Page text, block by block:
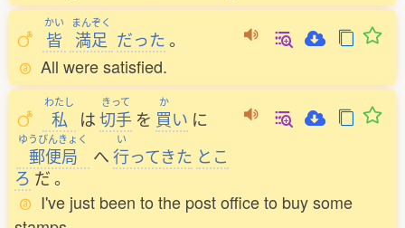
かい
皆
まんぞく
満足 だった。
All were satisfied.
わたし
私 は
きって
切手 を
か
買い に
ゆうびんきょく
郵便局 へ
い
行ってきた とこ
ろ だ。
I've just been to the post office to buy some